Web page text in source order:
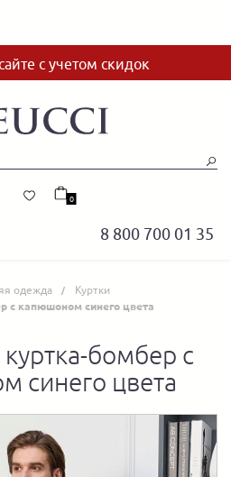
с учетом скидок
8 800 700 01 35
0
одежда Куртки
с капюшоном синего цвета
бомбер с
синего цвета